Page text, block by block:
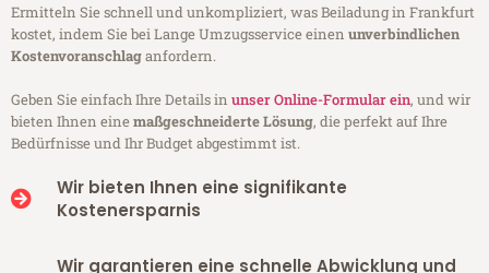
Ermitteln Sie schnell und unkompliziert, was Beiladung in Frankfurt
kostet, indem Sie bei Lange Umzugsservice einen unverbindlichen
Kostenvoranschlaganfordern.
Geben Sie einfach Ihre Details in unser Online-Formular ein, und wir
bieten Ihnen einemaßgeschneiderte Lösung, die perfekt auf Ihre
Bedürfnisse und Ihr Budget abgestimmt ist.
Wir bieten Ihnen eine signifikante
Kostenersparnis
Wir garantieren eine schnelle Abwicklung und